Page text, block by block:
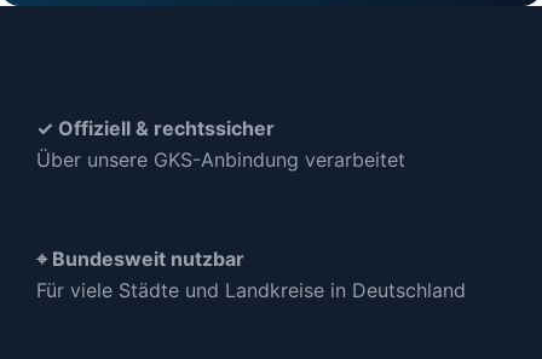
✓ Offiziell & rechtssicher
Über unsere GKS-Anbindung verarbeitet
⌖ Bundesweit nutzbar
Für viele Städte und Landkreise in Deutschland